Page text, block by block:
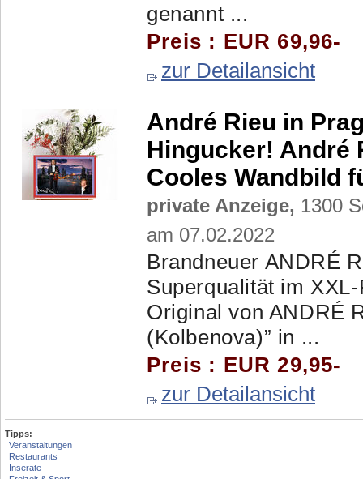
genannt ...
Preis : EUR 69,96-
zur Detailansicht
André Rieu in
Hingucker! André
Cooles Wandbild
private Anzeige, 1300
am 07.02.2022
Brandneuer ANDRÉ
Superqualität im
Original von ANDRÉ
(Kolbenova)” in ...
Preis : EUR 29,95-
zur Detailansicht
Tipps:
Veranstaltungen
Restaurants
Inserate